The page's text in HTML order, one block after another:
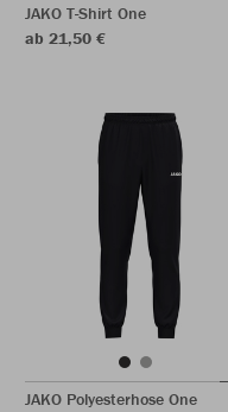
JAKO T-Shirt One
ab 21,50 €
JAKO Polyesterhose One